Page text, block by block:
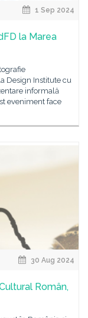
1 Sep 2024
la Marea
Design Institute cu
informală
eveniment face
30 Aug 2024
Român,